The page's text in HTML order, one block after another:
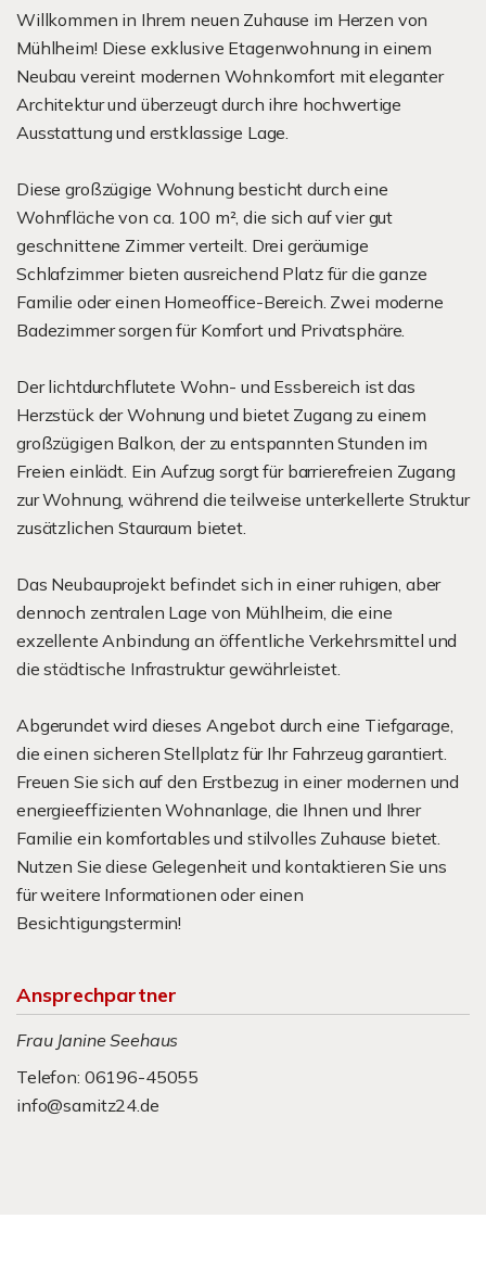
Willkommen in Ihrem neuen Zuhause im Herzen von
Mühlheim! Diese exklusive Etagenwohnung in einem
Neubau vereint modernen Wohnkomfort mit eleganter
Architektur und überzeugt durch ihre hochwertige
Ausstattung und erstklassige Lage.
Diese großzügige Wohnung besticht durch eine
Wohnfläche von ca. 100 m², die sich auf vier gut
geschnittene Zimmer verteilt. Drei geräumige
Schlafzimmer bieten ausreichend Platz für die ganze
Familie oder einen Homeoffice-Bereich. Zwei moderne
Badezimmer sorgen für Komfort und Privatsphäre.
Der lichtdurchflutete Wohn- und Essbereich ist das
Herzstück der Wohnung und bietet Zugang zu einem
großzügigen Balkon, der zu entspannten Stunden im
Freien einlädt. Ein Aufzug sorgt für barrierefreien Zugang
zur Wohnung, während die teilweise unterkellerte Struktur
zusätzlichen Stauraum bietet.
Das Neubauprojekt befindet sich in einer ruhigen, aber
dennoch zentralen Lage von Mühlheim, die eine
exzellente Anbindung an öffentliche Verkehrsmittel und
die städtische Infrastruktur gewährleistet.
Abgerundet wird dieses Angebot durch eine Tiefgarage,
die einen sicheren Stellplatz für Ihr Fahrzeug garantiert.
Freuen Sie sich auf den Erstbezug in einer modernen und
energieeffizienten Wohnanlage, die Ihnen und Ihrer
Familie ein komfortables und stilvolles Zuhause bietet.
Nutzen Sie diese Gelegenheit und kontaktieren Sie uns
für weitere Informationen oder einen
Besichtigungstermin!
Ansprechpartner
Frau Janine Seehaus
Telefon: 06196-45055
info@samitz24.de